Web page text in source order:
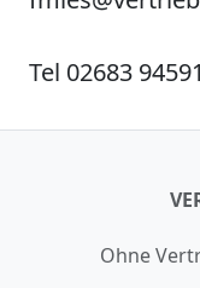
Tel 02683
Ohne